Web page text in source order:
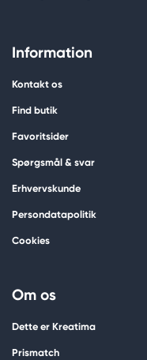
Information
Kontakt os
Find butik
Favoritsider
Spørgsmål & svar
Erhvervskunde
Persondatapolitik
Cookies
Om os
Dette er Kreatima
Prismatch